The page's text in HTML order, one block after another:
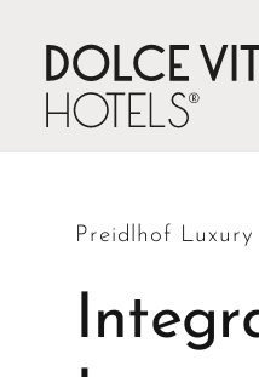
Preidlhof